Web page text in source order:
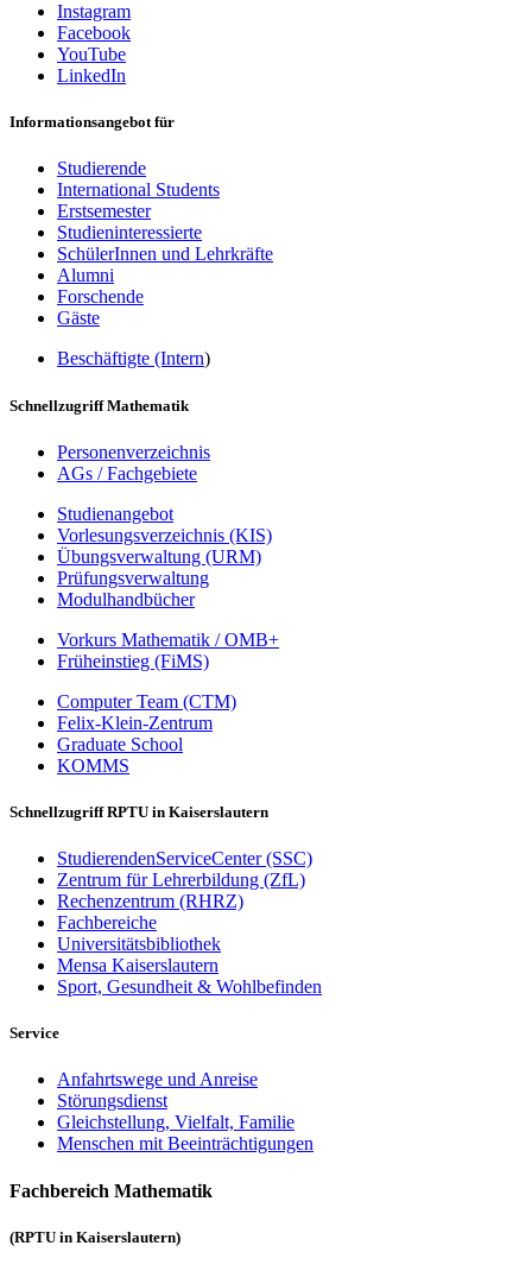
Instagram
Facebook
YouTube
LinkedIn
Informationsangebot für
Studierende
International Students
Erstsemester
Studieninteressierte
SchülerInnen und Lehrkräfte
Alumni
Forschende
Gäste
Beschäftigte (Intern)
Schnellzugriff Mathematik
Personenverzeichnis
AGs / Fachgebiete
Studienangebot
Vorlesungsverzeichnis (KIS)
Übungsverwaltung (URM)
Prüfungsverwaltung
Modulhandbücher
Vorkurs Mathematik / OMB+
Früheinstieg (FiMS)
Computer Team (CTM)
Felix-Klein-Zentrum
Graduate School
KOMMS
Schnellzugriff RPTU in Kaiserslautern
StudierendenServiceCenter (SSC)
Zentrum für Lehrerbildung (ZfL)
Rechenzentrum (RHRZ)
Fachbereiche
Universitätsbibliothek
Mensa Kaiserslautern
Sport, Gesundheit & Wohlbefinden
Service
Anfahrtswege und Anreise
Störungsdienst
Gleichstellung, Vielfalt, Familie
Menschen mit Beeinträchtigungen
Fachbereich Mathematik
(RPTU in Kaiserslautern)